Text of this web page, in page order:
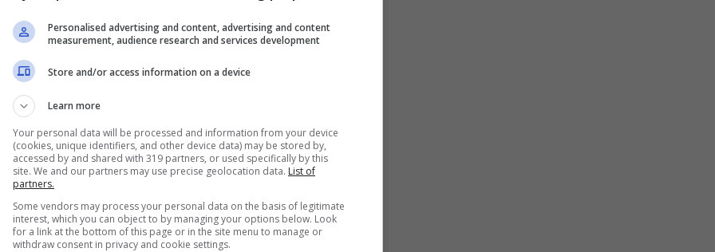
Give Your Heart a Break, nuovo singolo
estratto dall’ultimo album intitolato
Personalised advertising and content, advertising and content
measurement, audience research and services development
Store and/or access information on a device
Learn more
Your personal data will be processed and information from your device
(cookies, unique identifiers, and other device data) may be stored by,
accessed by and shared with 319 partners, or used specifically by this
site. We and our partners may use precise geolocation data. List of
partners.
Some vendors may process your personal data on the basis of legitimate
interest, which you can object to by managing your options below. Look
for a link at the bottom of this page or in the site menu to manage or
withdraw consent in privacy and cookie settings.